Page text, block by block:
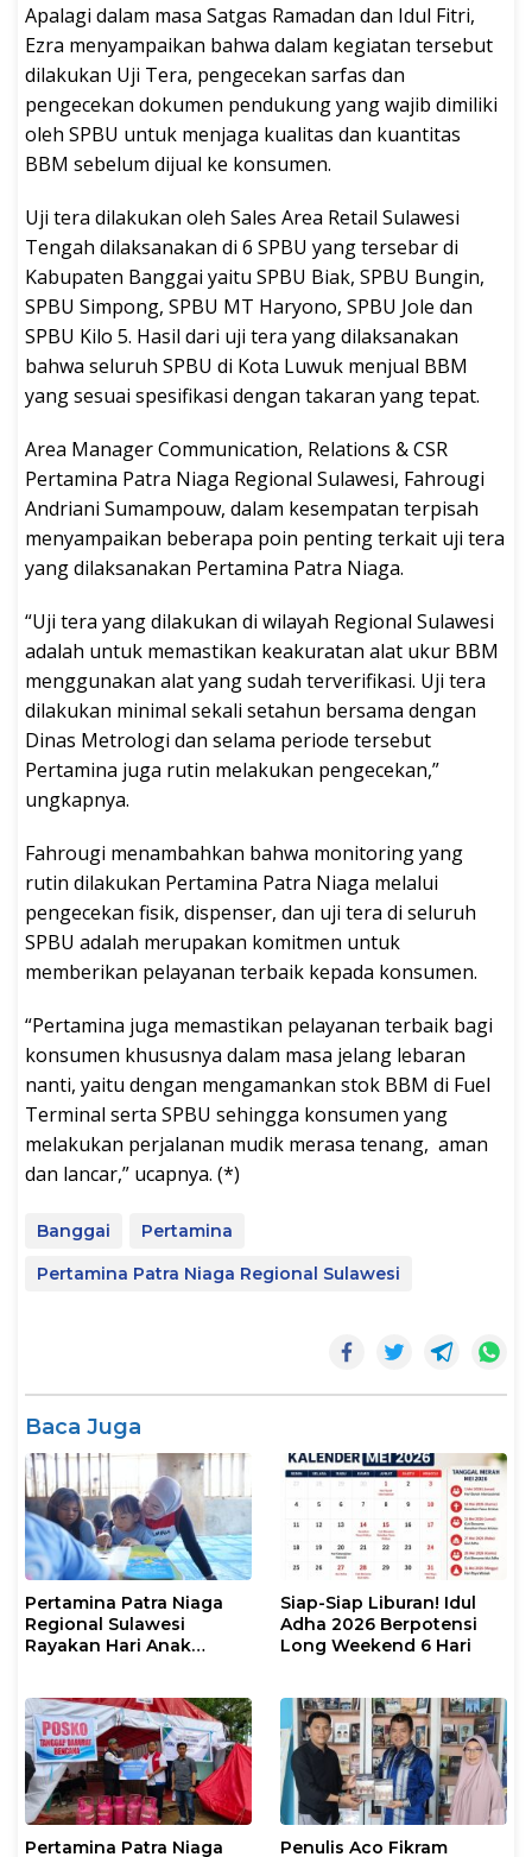
Apalagi dalam masa Satgas Ramadan dan Idul Fitri,
Ezra menyampaikan bahwa dalam kegiatan tersebut
dilakukan Uji Tera, pengecekan sarfas dan
pengecekan dokumen pendukung yang wajib dimiliki
oleh SPBU untuk menjaga kualitas dan kuantitas
BBM sebelum dijual ke konsumen.
Uji tera dilakukan oleh Sales Area Retail Sulawesi
Tengah dilaksanakan di 6 SPBU yang tersebar di
Kabupaten Banggai yaitu SPBU Biak, SPBU Bungin,
SPBU Simpong, SPBU MT Haryono, SPBU Jole dan
SPBU Kilo 5. Hasil dari uji tera yang dilaksanakan
bahwa seluruh SPBU di Kota Luwuk menjual BBM
yang sesuai spesifikasi dengan takaran yang tepat.
Area Manager Communication, Relations & CSR
Pertamina Patra Niaga Regional Sulawesi, Fahrougi
Andriani Sumampouw, dalam kesempatan terpisah
menyampaikan beberapa poin penting terkait uji tera
yang dilaksanakan Pertamina Patra Niaga.
“Uji tera yang dilakukan di wilayah Regional Sulawesi
adalah untuk memastikan keakuratan alat ukur BBM
menggunakan alat yang sudah terverifikasi. Uji tera
dilakukan minimal sekali setahun bersama dengan
Dinas Metrologi dan selama periode tersebut
Pertamina juga rutin melakukan pengecekan,”
ungkapnya.
Fahrougi menambahkan bahwa monitoring yang
rutin dilakukan Pertamina Patra Niaga melalui
pengecekan fisik, dispenser, dan uji tera di seluruh
SPBU adalah merupakan komitmen untuk
memberikan pelayanan terbaik kepada konsumen.
“Pertamina juga memastikan pelayanan terbaik bagi
konsumen khususnya dalam masa jelang lebaran
nanti, yaitu dengan mengamankan stok BBM di Fuel
Terminal serta SPBU sehingga konsumen yang
melakukan perjalanan mudik merasa tenang, aman
dan lancar,” ucapnya. (*)
Banggai
Pertamina
Pertamina Patra Niaga Regional Sulawesi
Baca Juga
Pertamina Patra Niaga
Regional Sulawesi
Rayakan Hari Anak
Tumbuh Generasi
Penjaga Pesisir
Siap-Siap Liburan! Idul
Adha 2026 Berpotensi
Long Weekend 6 Hari
Pertamina Patra Niaga Penulis Aco Fikram